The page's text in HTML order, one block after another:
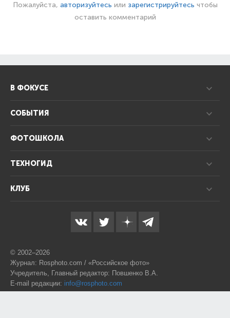
Пожалуйста, авторизуйтесь или зарегистрируйтесь чтобы
оставить комментарий
В ФОКУСЕ
СОБЫТИЯ
ФОТОШКОЛА
ТЕХНОГИД
КЛУБ
© 2002–2026
Журнал: Rosphoto.com / «Российское фото»
Учредитель, Главный редактор: Повшенко В.А.
E-mail редакции: info@rosphoto.com